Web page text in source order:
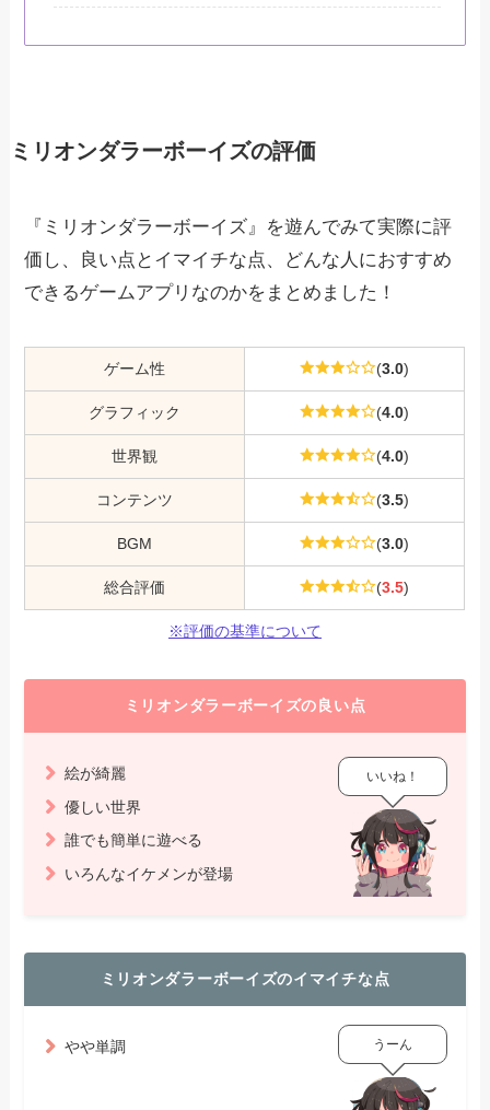
ミリオンダラーボーイズの評価
『ミリオンダラーボーイズ』を遊んでみて実際に評
価し、良い点とイマイチな点、どんな人におすすめ
できるゲームアプリなのかをまとめました！
ゲーム性 (3.0)
グラフィック (4.0)
世界観 (4.0)
コンテンツ (3.5)
BGM (3.0)
総合評価 (3.5)
※評価の基準について
ミリオンダラーボーイズの良い点
絵が綺麗
優しい世界
誰でも簡単に遊べる
いろんなイケメンが登場
いいね！
ミリオンダラーボーイズのイマイチな点
やや単調 うーん